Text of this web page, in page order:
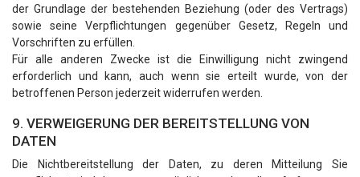
der Grundlage der bestehenden Beziehung (oder des Vertrags)
sowie seine Verpflichtungen gegenüber Gesetz, Regeln und
Vorschriften zu erfüllen.
Für alle anderen Zwecke ist die Einwilligung nicht zwingend
erforderlich und kann, auch wenn sie erteilt wurde, von der
betroffenen Person jederzeit widerrufen werden.
9. VERWEIGERUNG DER BEREITSTELLUNG VON
DATEN
Die Nichtbereitstellung der Daten, zu deren Mitteilung Sie